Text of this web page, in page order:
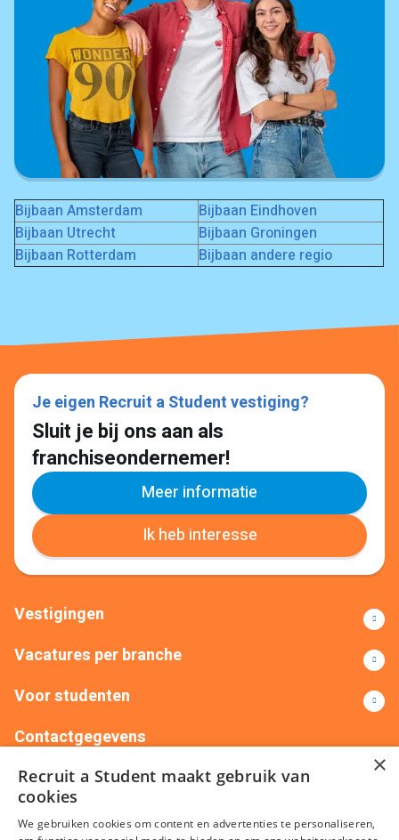
Bijbaan Amsterdam
Bijbaan Eindhoven
Bijbaan Utrecht
Bijbaan Groningen
Bijbaan Rotterdam
Bijbaan andere regio
Je eigen Recruit a Student vestiging?
Sluit je bij ons aan als
franchiseondernemer!
Meer informatie
Ik heb interesse
Vestigingen
Vacatures per branche
Voor studenten
Contactgegevens
+31(0)88 522 00 76
info@recruitastudent.nl
Alle vestigingen
×
Recruit a Student maakt gebruik van
cookies
We gebruiken cookies om content en advertenties te personaliseren,